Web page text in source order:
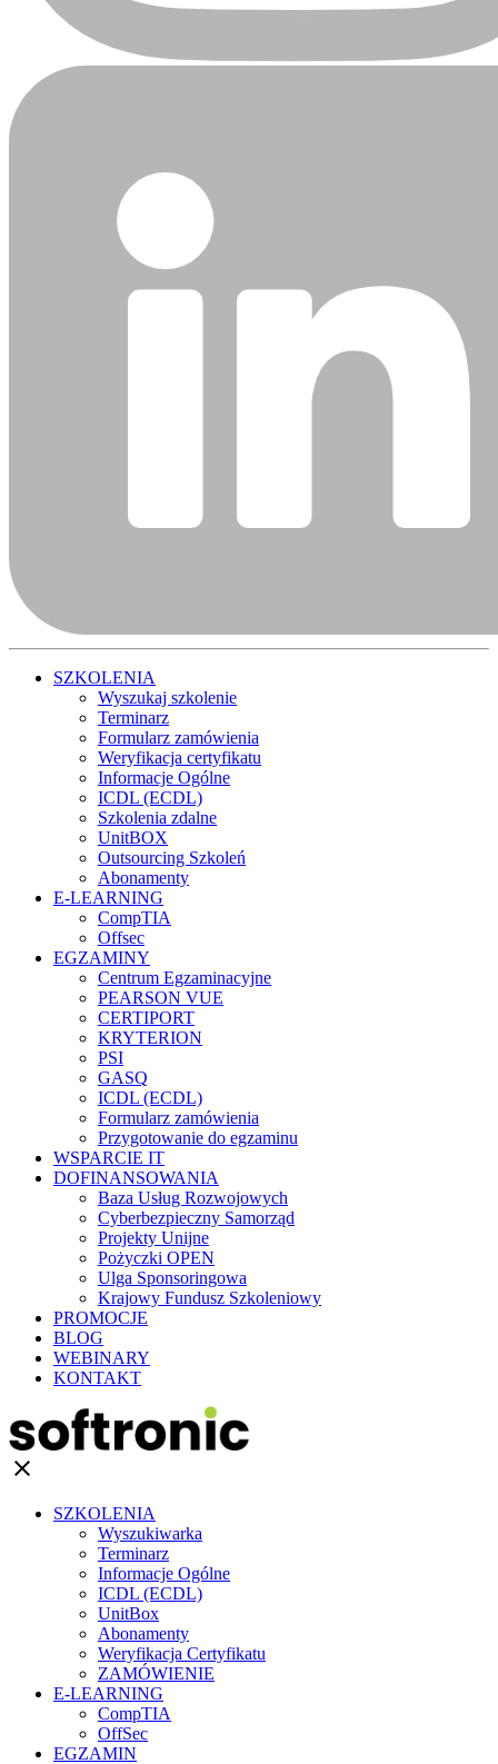
SZKOLENIA
Wyszukaj szkolenie
Terminarz
Formularz zamówienia
Weryfikacja certyfikatu
Informacje Ogólne
ICDL (ECDL)
Szkolenia zdalne
UnitBOX
Outsourcing Szkoleń
Abonamenty
E-LEARNING
CompTIA
Offsec
EGZAMINY
Centrum Egzaminacyjne
PEARSON VUE
CERTIPORT
KRYTERION
PSI
GASQ
ICDL (ECDL)
Formularz zamówienia
Przygotowanie do egzaminu
WSPARCIE IT
DOFINANSOWANIA
Baza Usług Rozwojowych
Cyberbezpieczny Samorząd
Projekty Unijne
Pożyczki OPEN
Ulga Sponsoringowa
Krajowy Fundusz Szkoleniowy
PROMOCJE
BLOG
WEBINARY
KONTAKT
clear
SZKOLENIA
Wyszukiwarka
Terminarz
Informacje Ogólne
ICDL (ECDL)
UnitBox
Abonamenty
Weryfikacja Certyfikatu
ZAMÓWIENIE
E-LEARNING
CompTIA
OffSec
EGZAMIN